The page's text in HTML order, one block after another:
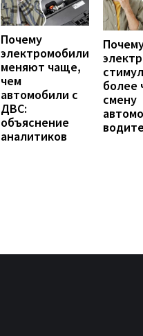
Почему
электромобили
меняют чаще,
чем
автомобили с
ДВС:
объяснение
аналитиков
более
смену